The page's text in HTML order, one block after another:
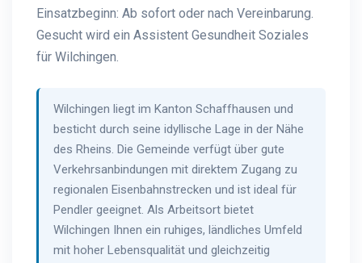
Einsatzbeginn: Ab sofort oder nach Vereinbarung.
Gesucht wird ein Assistent Gesundheit Soziales
für Wilchingen.
Wilchingen liegt im Kanton Schaffhausen und
besticht durch seine idyllische Lage in der Nähe
des Rheins. Die Gemeinde verfügt über gute
Verkehrsanbindungen mit direktem Zugang zu
regionalen Eisenbahnstrecken und ist ideal für
Pendler geeignet. Als Arbeitsort bietet
Wilchingen Ihnen ein ruhiges, ländliches Umfeld
mit hoher Lebensqualität und gleichzeitig